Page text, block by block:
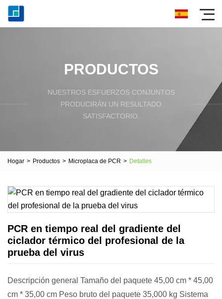
PRODUCTOS
NUESTROS ESFUERZOS CONJUNTOS
PRODUCIRÁN UN RESULTADO
SATISFACTORIO.
Hogar > Productos > Microplaca de PCR > Detalles
PCR en tiempo real del gradiente del
ciclador térmico del profesional de la
prueba del virus
Descripción general Tamaño del paquete 45,00 cm * 45,00
cm * 35,00 cm Peso bruto del paquete 35,000 kg Sistema